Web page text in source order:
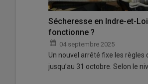
Sécheresse en Indre-et-
fonctionne ?
04 septembre 2025
Un nouvel arrêté fixe les règles
jusqu’au 31 octobre. Selon le